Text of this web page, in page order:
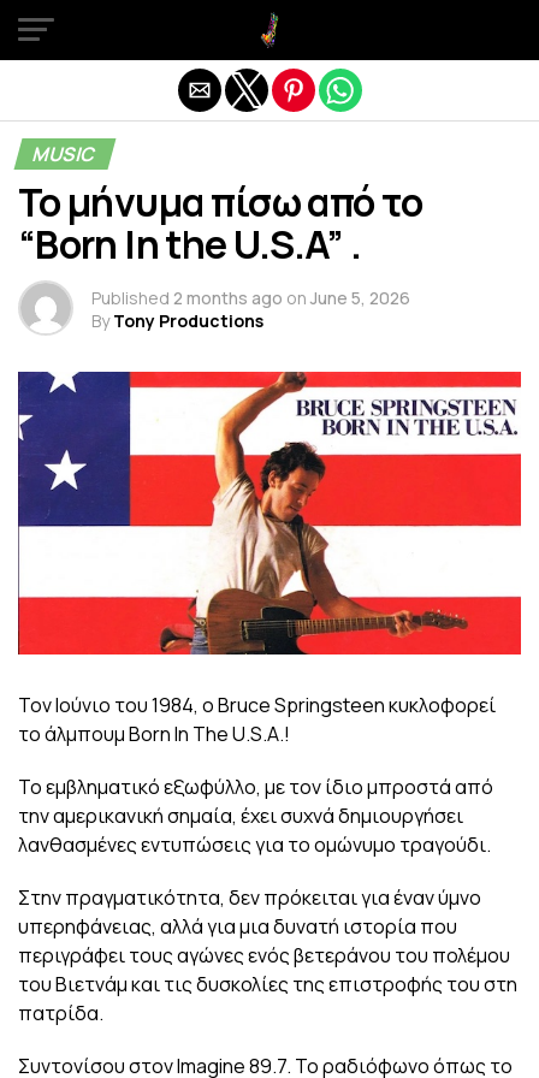
MUSIC
Το μήνυμα πίσω από το
“Born In the U.S.A” .
Published 2 months ago on June 5, 2026
By Tony Productions
Τον Ιούνιο του 1984, o Bruce Springsteen κυκλοφορεί
το άλμπουμ Born In The U.S.A.!
To εμβληματικό εξωφύλλο, με τον ίδιο μπροστά από
την αμερικανική σημαία, έχει συχνά δημιουργήσει
λανθασμένες εντυπώσεις για το ομώνυμο τραγούδι.
Στην πραγματικότητα, δεν πρόκειται για έναν ύμνο
υπερηφάνειας, αλλά για μια δυνατή ιστορία που
περιγράφει τους αγώνες ενός βετεράνου του πολέμου
του Βιετνάμ και τις δυσκολίες της επιστροφής του στη
πατρίδα.
Συντονίσου στον Imagine 89.7. Το ραδιόφωνο όπως το
Exit mobile version